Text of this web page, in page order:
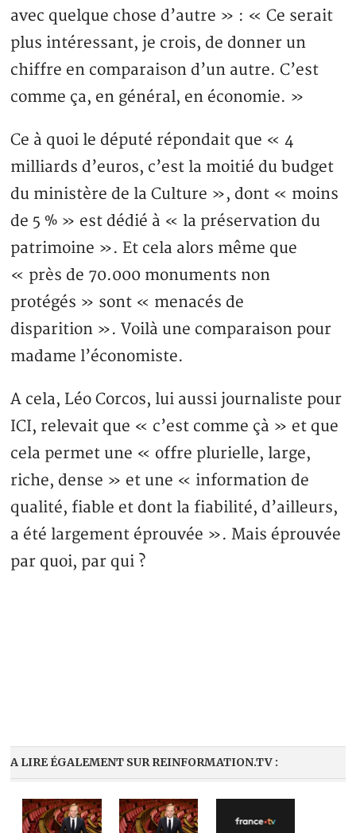
avec quelque chose d’autre » : « Ce serait
plus intéressant, je crois, de donner un
chiffre en comparaison d’un autre. C’est
comme ça, en général, en économie. »
Ce à quoi le député répondait que « 4
milliards d’euros, c’est la moitié du budget
du ministère de la Culture », dont « moins
de 5 % » est dédié à « la préservation du
patrimoine ». Et cela alors même que
« près de 70.000 monuments non
protégés » sont « menacés de
disparition ». Voilà une comparaison pour
madame l’économiste.
A cela, Léo Corcos, lui aussi journaliste pour
ICI, relevait que « c’est comme çà » et que
cela permet une « offre plurielle, large,
riche, dense » et une « information de
qualité, fiable et dont la fiabilité, d’ailleurs,
a été largement éprouvée ». Mais éprouvée
par quoi, par qui ?
A LIRE ÉGALEMENT SUR REINFORMATION.TV :